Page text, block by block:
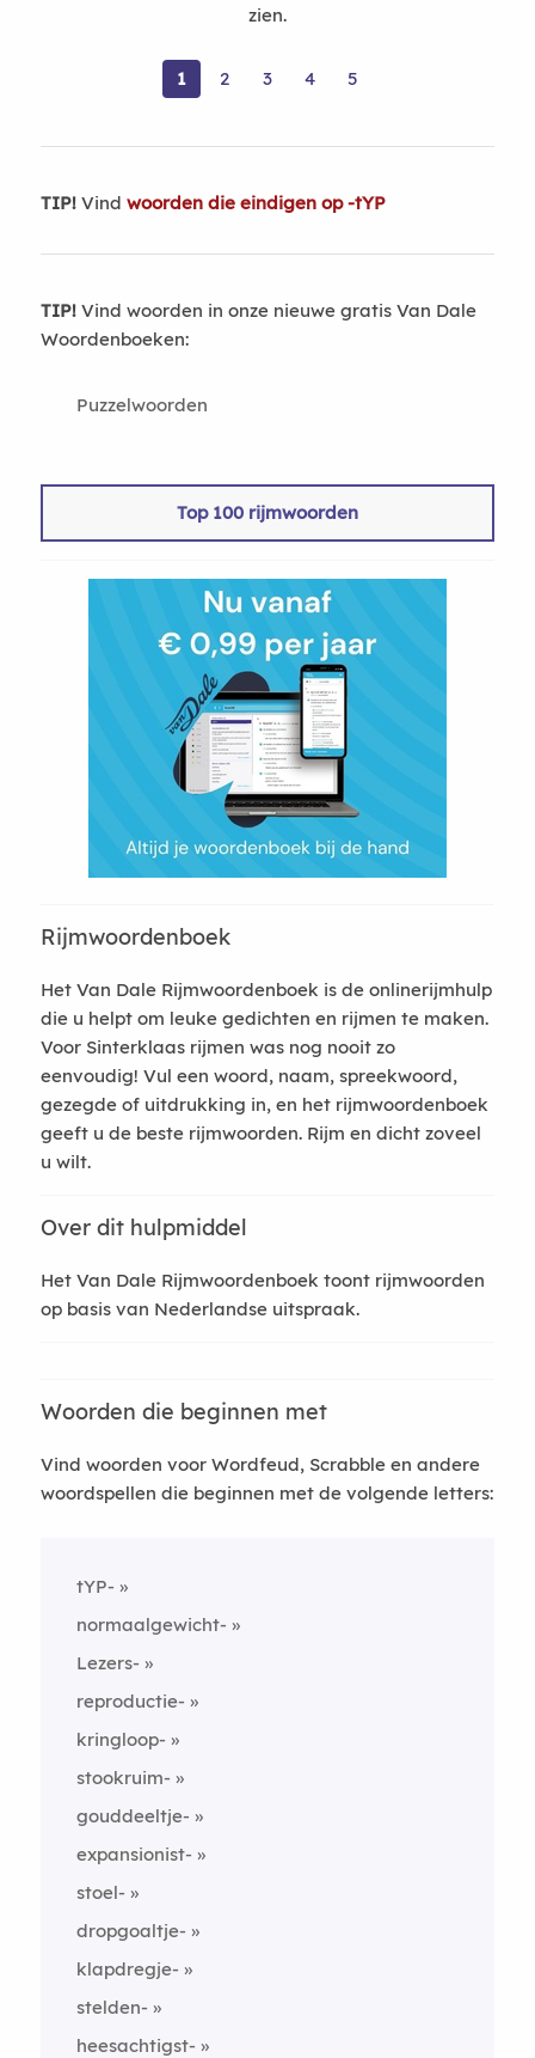
zien.
1 2 3 4 5
TIP!Vind woorden die eindigen op -tYP
TIP!Vind woorden in onze nieuwe gratis Van Dale
Woordenboeken:
Puzzelwoorden
Top 100 rijmwoorden
Rijmwoordenboek
Het Van Dale Rijmwoordenboek is de onlinerijmhulp
die u helpt om leuke gedichten en rijmen te maken.
Voor Sinterklaas rijmen was nog nooit zo
eenvoudig! Vul een woord, naam, spreekwoord,
gezegde of uitdrukking in, en het rijmwoordenboek
geeft u de beste rijmwoorden. Rijm en dicht zoveel
u wilt.
Over dit hulpmiddel
Het Van Dale Rijmwoordenboek toont rijmwoorden
op basis van Nederlandse uitspraak.
Woorden die beginnen met
Vind woorden voor Wordfeud, Scrabble en andere
woordspellen die beginnen met de volgende letters:
tYP-
normaalgewicht-
Lezers-
reproductie-
kringloop-
stookruim-
gouddeeltje-
expansionist-
stoel-
dropgoaltje-
klapdregje-
stelden-
heesachtigst-